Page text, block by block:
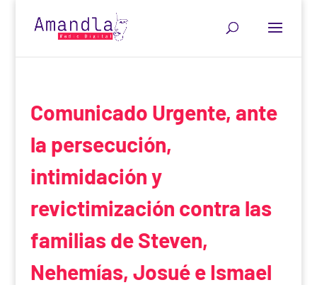
Comunicado Urgente, ante
la persecución,
intimidación y
revictimización contra las
familias de Steven,
Nehemías, Josué e Ismael